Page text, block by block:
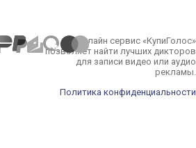
Онлайн сервис «КупиГолос»
позволяет найти лучших дикторов
для записи видео или аудио
рекламы.
Политика конфиденциальности